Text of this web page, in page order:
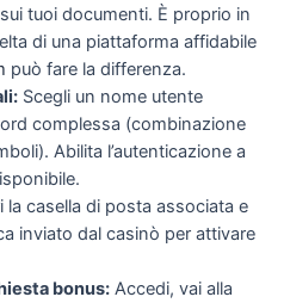
tuoi documenti. È proprio in
di una piattaforma affidabile
può fare la differenza.
Scegli un nome utente
complessa (combinazione
Abilita l’autenticazione a
la casella di posta associata e
inviato dal casinò per attivare
bonus: Accedi, vai alla